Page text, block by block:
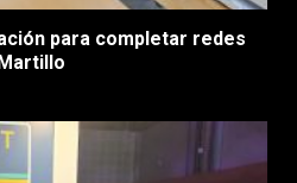
para completar redes